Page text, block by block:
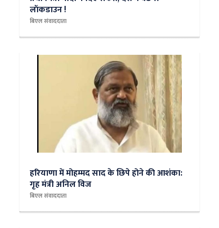
लॉकडाउन !
बिएल संवाददाता
​हरियाणा में मोहम्मद साद के छिपे होने की आशंका:
गृह मंत्री अनिल विज
बिएल संवाददाता